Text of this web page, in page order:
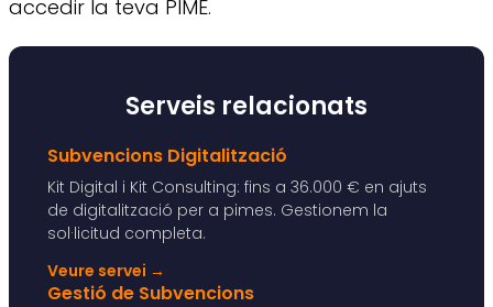
accedir la teva PIME.
Serveis relacionats
Subvencions Digitalització
Kit Digital i Kit Consulting: fins a 36.000 € en ajuts
de digitalització per a pimes. Gestionem la
sol·licitud completa.
Veure servei →
Gestió de Subvencions